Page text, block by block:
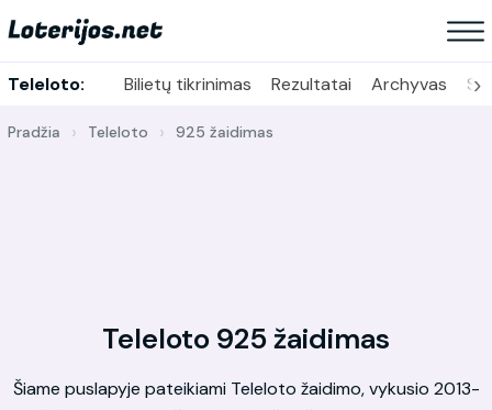
Teleloto: Bilietų tikrinimas Rezultatai Archyvas ›
Pradžia Teleloto 925 žaidimas
Teleloto 925 žaidimas
Šiame puslapyje pateikiami Teleloto žaidimo, vykusio 2013-